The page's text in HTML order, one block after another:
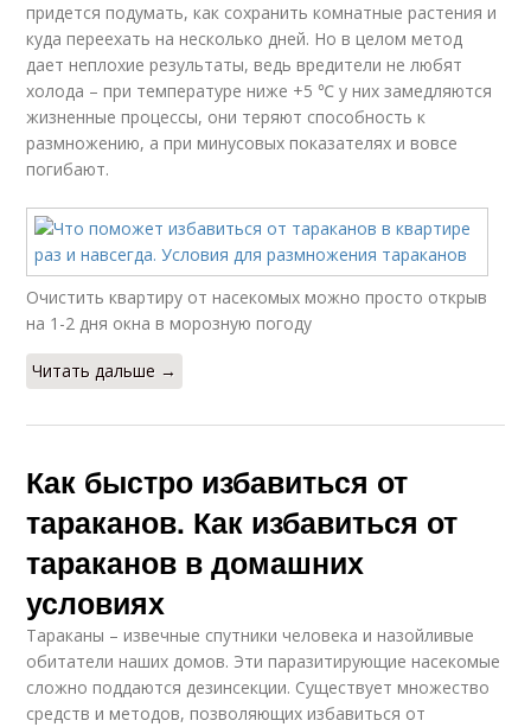
придется подумать, как сохранить комнатные растения и
куда переехать на несколько дней. Но в целом метод
дает неплохие результаты, ведь вредители не любят
холода – при температуре ниже +5 ℃ у них замедляются
жизненные процессы, они теряют способность к
размножению, а при минусовых показателях и вовсе
погибают.
Очистить квартиру от насекомых можно просто открыв
на 1-2 дня окна в морозную погоду
Читать дальше →
Как быстро избавиться от
тараканов. Как избавиться от
тараканов в домашних
условиях
Тараканы – извечные спутники человека и назойливые
обитатели наших домов. Эти паразитирующие насекомые
сложно поддаются дезинсекции. Существует множество
средств и методов, позволяющих избавиться от